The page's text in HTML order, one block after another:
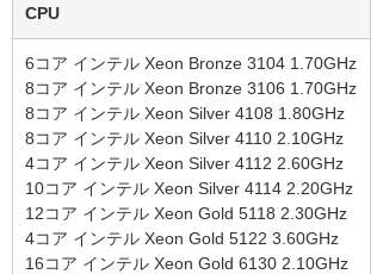
CPU
6コア インテル Xeon Bronze 3104 1.70GHz
8コア インテル Xeon Bronze 3106 1.70GHz
8コア インテル Xeon Silver 4108 1.80GHz
8コア インテル Xeon Silver 4110 2.10GHz
4コア インテル Xeon Silver 4112 2.60GHz
10コア インテル Xeon Silver 4114 2.20GHz
12コア インテル Xeon Gold 5118 2.30GHz
4コア インテル Xeon Gold 5122 3.60GHz
16コア インテル Xeon Gold 6130 2.10GHz